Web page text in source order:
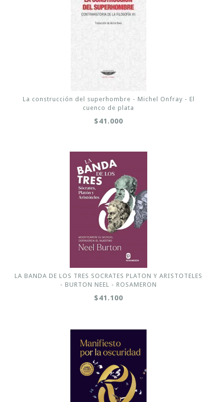
La construcción del superhombre - Michel Onfray - El
cuenco de plata
$41.000
LA BANDA DE LOS TRES SOCRATES PLATON Y ARISTOTELES
- BURTON NEEL - ROSAMERON
$41.100